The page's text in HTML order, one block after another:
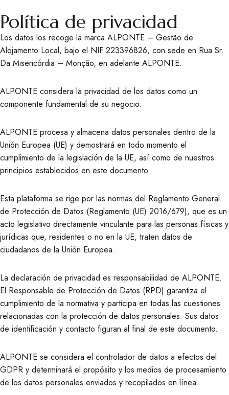
Política de privacidad
Los datos los recoge la marca ALPONTE – Gestão de
Alojamento Local, bajo el NIF 223396826, con sede en Rua Sr.
Da Misericórdia – Monção, en adelante ALPONTE.
ALPONTE considera la privacidad de los datos como un
componente fundamental de su negocio.
ALPONTE procesa y almacena datos personales dentro de la
Unión Europea (UE) y demostrará en todo momento el
cumplimiento de la legislación de la UE, así como de nuestros
principios establecidos en este documento.
Esta plataforma se rige por las normas del Reglamento General
de Protección de Datos (Reglamento (UE) 2016/679), que es un
acto legislativo directamente vinculante para las personas físicas y
jurídicas que, residentes o no en la UE, traten datos de
ciudadanos de la Unión Europea.
La declaración de privacidad es responsabilidad de ALPONTE.
El Responsable de Protección de Datos (RPD) garantiza el
cumplimiento de la normativa y participa en todas las cuestiones
relacionadas con la protección de datos personales. Sus datos
de identificación y contacto figuran al final de este documento.
ALPONTE se considera el controlador de datos a efectos del
GDPR y determinará el propósito y los medios de procesamiento
de los datos personales enviados y recopilados en línea.